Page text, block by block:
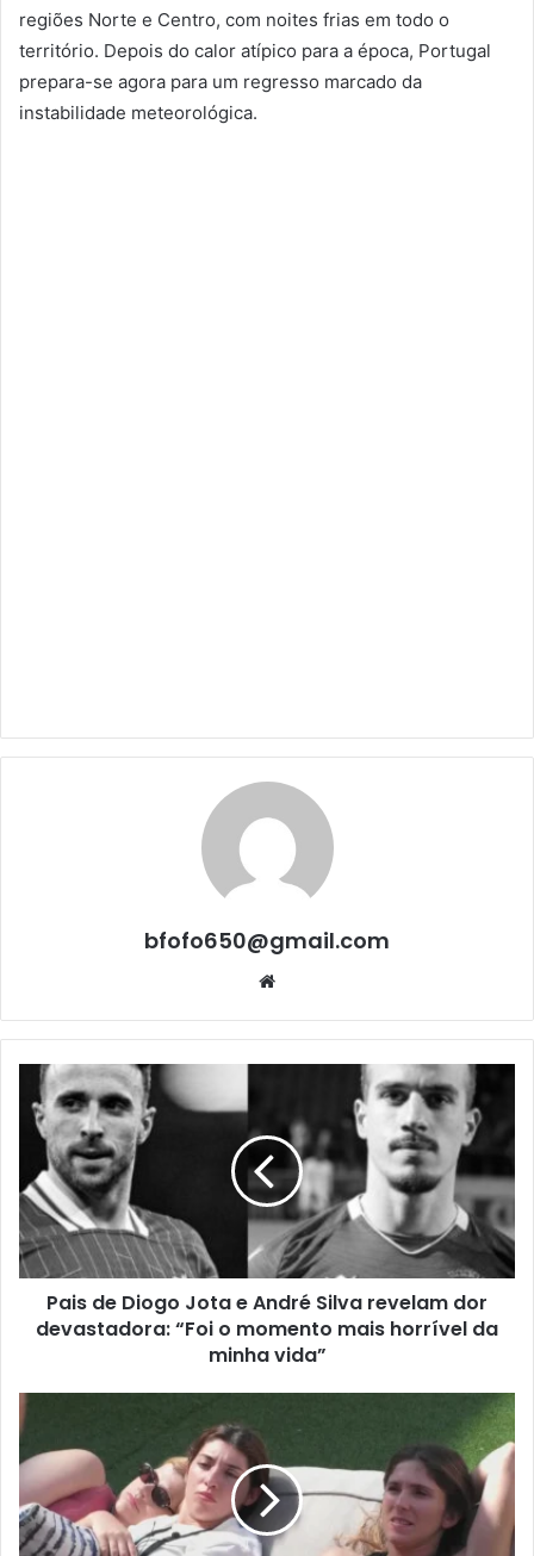
regiões Norte e Centro, com noites frias em todo o
território. Depois do calor atípico para a época, Portugal
prepara-se agora para um regresso marcado da
instabilidade meteorológica.
bfofo650@gmail.com
Website
Pais de Diogo Jota e André Silva revelam dor
devastadora: “Foi o momento mais horrível da
minha vida”